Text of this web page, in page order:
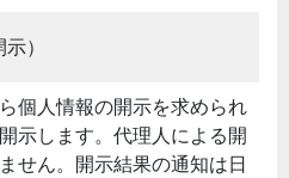
）
個人情報の開示を求められ
示します。代理人による開
せん。開示結果の通知は日